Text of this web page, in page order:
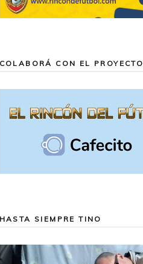
COLABORÁ CON EL PROYECTO
HASTA SIEMPRE TINO